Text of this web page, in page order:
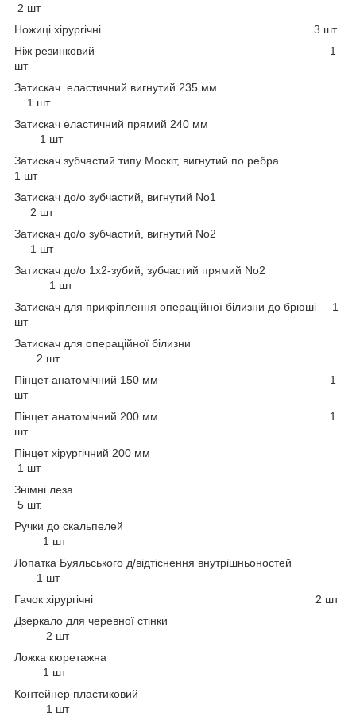
2 шт
Ножиці хірургічні 3 шт
Ніж резинковий
1
шт
Затискач еластичний вигнутий 235 мм
1 шт
Затискач еластичний прямий 240 мм
1 шт
Затискач зубчастий типу Москіт, вигнутий по ребра
1 шт
Затискач до/о зубчастий, вигнутий No1
2 шт
Затискач до/о зубчастий, вигнутий No2
1 шт
Затискач до/о 1х2-зубий, зубчастий прямий No2
1 шт
Затискач для прикріплення операційної білизни до брюші
1
шт
Затискач для операційної білизни
2 шт
Пінцет анатомічний 150 мм
1
шт
Пінцет анатомічний 200 мм
1
шт
Пінцет хірургічний 200 мм
1 шт
Знімні леза
5 шт.
Ручки до скальпелей
1 шт
Лопатка Буяльського д/відтіснення внутрішньоностей
1 шт
Гачок хірургічні
2 шт
Дзеркало для черевної стінки
2 шт
Ложка кюретажна
1 шт
Контейнер пластиковий
1 шт